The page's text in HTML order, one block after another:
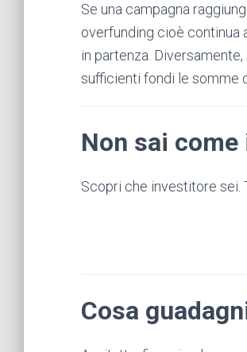
Se una campagna
overfunding cioè continua
in partenza.
sufficienti fondi le somme
Non sai
Scopri che investitore sei.
Cosa